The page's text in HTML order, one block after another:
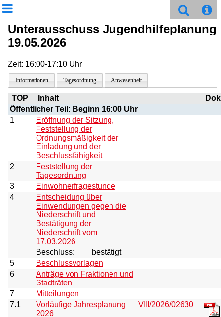
Unterausschuss Jugendhilfeplanung
19.05.2026
Zeit: 16:00-17:10 Uhr
Informationen Tagesordnung Anwesenheit
TOP Inhalt
Öffentlicher Teil: Beginn 16:00 Uhr
1
Eröffnung der Sitzung,
Feststellung der
Ordnungsmäßigkeit der
Einladung und der
Beschlussfähigkeit
2
Feststellung der
Tagesordnung
3
Einwohnerfragestunde
4
Entscheidung über
Einwendungen gegen die
Niederschrift und
Bestätigung der
Niederschrift vom
17.03.2026
Beschluss:
bestätigt
5
Beschlussvorlagen
6
Anträge von Fraktionen und
Stadträten
7
Mitteilungen
7.1
Vorläufige Jahresplanung
2026
VIII/2026/02630